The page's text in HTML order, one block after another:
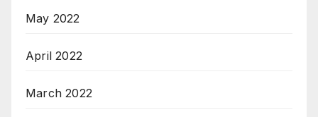
May 2022
April 2022
March 2022